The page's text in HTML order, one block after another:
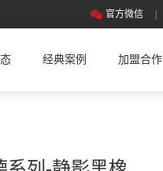
官方微信
经典案例 加盟合作